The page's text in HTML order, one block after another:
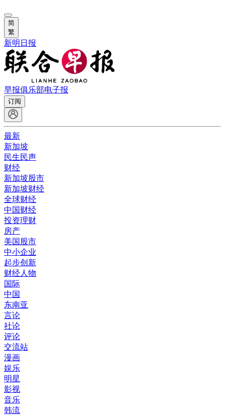
简
繁
新明日报
早报俱乐部电子报
订阅
最新
新加坡
民生民声
财经
新加坡股市
新加坡财经
全球财经
中国财经
投资理财
房产
美国股市
中小企业
起步创新
财经人物
国际
中国
东南亚
言论
社论
评论
交流站
漫画
娱乐
明星
影视
音乐
韩流